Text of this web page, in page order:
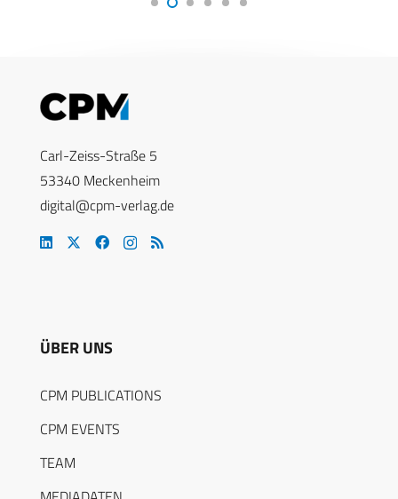
Carl-Zeiss-Straße 5
53340 Meckenheim
digital@cpm-verlag.de
ÜBER UNS
CPM PUBLICATIONS
CPM EVENTS
TEAM